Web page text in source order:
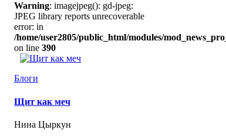
Warning: imagejpeg(): gd-jpeg:
JPEG library reports unrecoverable
error: in
/home/user2805/public_html/modules/
on line 390
Блоги
Щит как меч
Нина Цыркун